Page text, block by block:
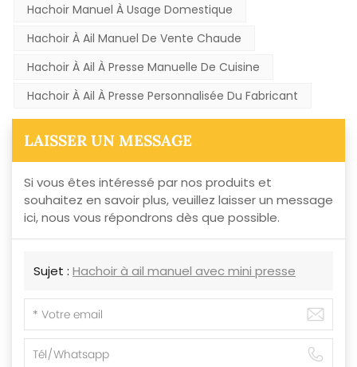
Hachoir Manuel À Usage Domestique
Hachoir À Ail Manuel De Vente Chaude
Hachoir À Ail À Presse Manuelle De Cuisine
Hachoir À Ail À Presse Personnalisée Du Fabricant
LAISSER UN MESSAGE
Si vous êtes intéressé par nos produits et
souhaitez en savoir plus, veuillez laisser un message
ici, nous vous répondrons dès que possible.
Sujet : Hachoir à ail manuel avec mini presse